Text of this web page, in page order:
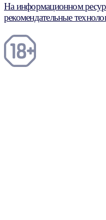
На информационном
рекомендательные